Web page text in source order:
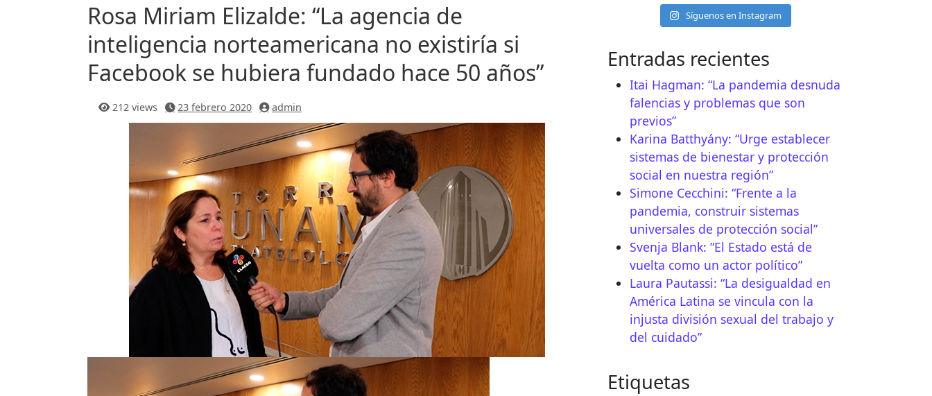
Rosa Miriam Elizalde: “La agencia de
inteligencia norteamericana no existiría si
Facebook se hubiera fundado hace 50 años”
212 views 23 febrero 2020 admin
Síguenos en Instagram
Entradas recientes
Itai Hagman: “La pandemia desnuda
falencias y problemas que son
previos”
Karina Batthyány: “Urge establecer
sistemas de bienestar y protección
social en nuestra región”
Simone Cecchini: “Frente a la
pandemia, construir sistemas
universales de protección social”
Svenja Blank: “El Estado está de
vuelta como un actor político”
Laura Pautassi: “La desigualdad en
América Latina se vincula con la
injusta división sexual del trabajo y
del cuidado”
Etiquetas